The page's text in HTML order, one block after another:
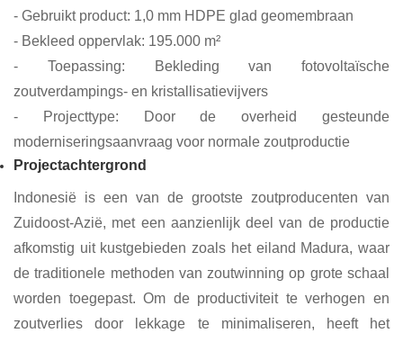
- Gebruikt product: 1,0 mm HDPE glad geomembraan
- Bekleed oppervlak: 195.000 m²
- Toepassing: Bekleding van fotovoltaïsche
zoutverdampings- en kristallisatievijvers
- Projecttype: Door de overheid gesteunde
moderniseringsaanvraag voor normale zoutproductie
Projectachtergrond
Indonesië is een van de grootste zoutproducenten van
Zuidoost-Azië, met een aanzienlijk deel van de productie
afkomstig uit kustgebieden zoals het eiland Madura, waar
de traditionele methoden van zoutwinning op grote schaal
worden toegepast. Om de productiviteit te verhogen en
zoutverlies door lekkage te minimaliseren, heeft het